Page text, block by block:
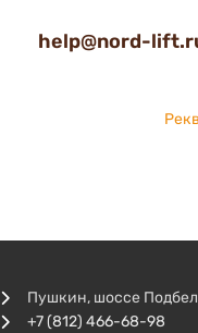
help@nord-
Пушкин, шоссе
+7 (812) 466-68-98